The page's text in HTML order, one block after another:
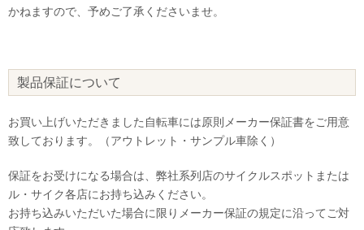
かねますので、予めご了承くださいませ。
製品保証について
お買い上げいただきました自転車には原則メーカー保証書をご用意
致しております。（アウトレット・サンプル車除く）
保証をお受けになる場合は、弊社系列店のサイクルスポットまたは
ル・サイク各店にお持ち込みください。
お持ち込みいただいた場合に限りメーカー保証の規定に沿ってご対